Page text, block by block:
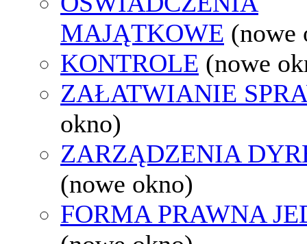
MAJĄTKOWE (nowe
KONTROLE (nowe
ZAŁATWIANIE
okno)
ZARZĄDZENIA
(nowe okno)
FORMA PRAWNA